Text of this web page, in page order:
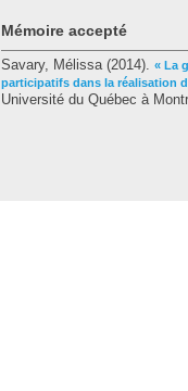
Mémoire accepté
Savary, Mélissa(2014). « La
participatifs dans la réalisation
Université du Québec à